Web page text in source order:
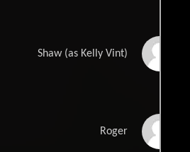
Shaw (as Kelly Vint)
Roger